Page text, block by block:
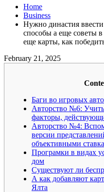
Home
Business
Нужно династия
способы а еще советы в
еще карты, как
February 21, 2025
Баги во игровых
Авторство №6:
факторы,
Авторство №4:
версии
объективными
Програмки в видах
дом
Существуют ли
А как добавляют
Ялта